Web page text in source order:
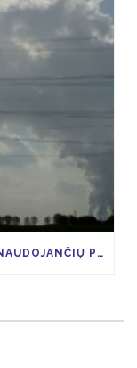
INTENSYVIAI ELEKTROS ENERGIJĄ NAUDOJANČIŲ PRAMONĖS ŠAKŲ ĮMONĖS, GALĖTŲ SUSIGRĄŽINTI 85 PROCENTUS VIAP KAINOS